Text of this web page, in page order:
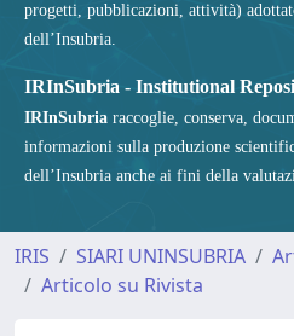
progetti, pubblicazioni, attività)
dell’Insubria.
IRInSubria - Institutional
IRInSubria raccoglie, conserva,
informazioni sulla produzione
dell’Insubria anche ai fini della
IRIS SIARI UNINSUBRIA
Articolo su Rivista